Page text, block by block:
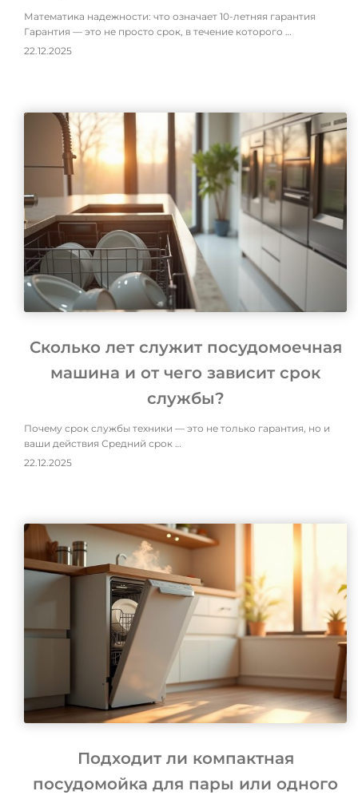
Математика надежности: что означает 10-летняя гарантия
Гарантия — это не просто срок, в течение которого …
22.12.2025
Сколько лет служит посудомоечная
машина и от чего зависит срок
службы?
Почему срок службы техники — это не только гарантия, но и
ваши действия Средний срок …
22.12.2025
Подходит ли компактная
посудомойка для пары или одного